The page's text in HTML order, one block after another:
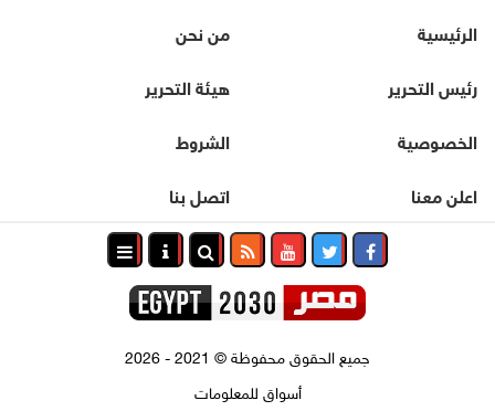
الرئيسية
من نحن
رئيس التحرير
هيئة التحرير
الخصوصية
الشروط
اعلن معنا
اتصل بنا
جميع الحقوق محفوظة©
أسواق للمعلومات